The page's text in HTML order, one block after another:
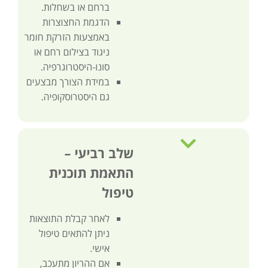
ברחם או בשחלות.
הדגמת החצוצרות
באמצעות הזרקת חומר
ניגוד בצילום רחם או
סונו-היסטרוגרפיה.
במידת הצורך מבצעים
גם היסטרוסקופיה.
שלב רביעי –
התאמת תוכנית
טיפול
לאחר קבלת התוצאות
ניתן להתאים טיפול
אישי.
אם ההריון מתעכב,